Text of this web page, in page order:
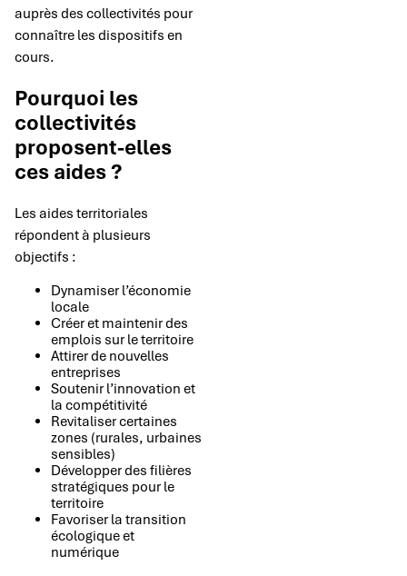
auprès des collectivités pour
connaître les dispositifs en
cours.
Pourquoi les
collectivités
proposent-elles
ces aides ?
Les aides territoriales
répondent à plusieurs
objectifs :
Dynamiser l’économie
locale
Créer et maintenir des
emplois sur le territoire
Attirer de nouvelles
entreprises
Soutenir l’innovation et
la compétitivité
Revitaliser certaines
zones (rurales, urbaines
sensibles)
Développer des filières
stratégiques pour le
territoire
Favoriser la transition
écologique et
numérique